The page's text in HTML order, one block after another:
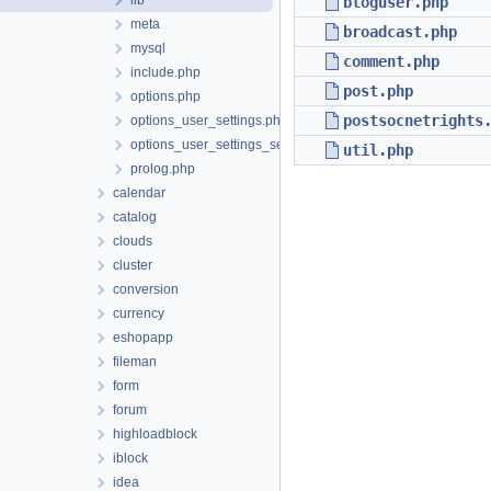
meta
mysql
include.php
options.php
options_user_settings.php
options_user_settings_set.php
prolog.php
calendar
catalog
clouds
cluster
conversion
currency
eshopapp
fileman
form
forum
highloadblock
iblock
idea
broadcast.php
comment.php
post.php
util.php